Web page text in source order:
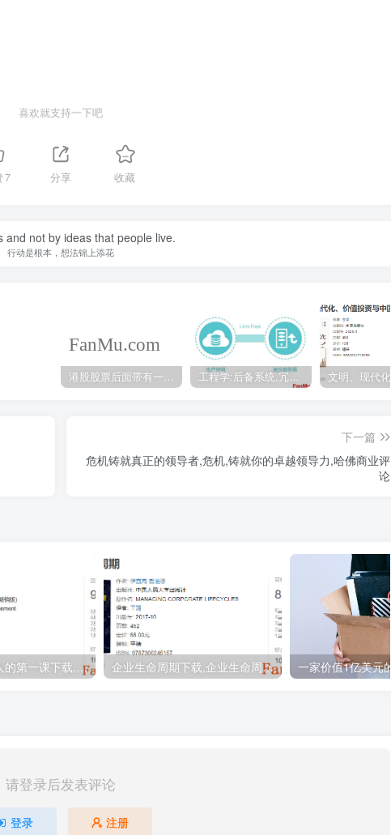
喜欢就支持一下吧
7 分享 收藏
and not by ideas that people live.
行动是根本，想法锦上添花
港股股票后面带有一个B是什么意思？股票名字带-W,-R,-S呢 工程学:后备系统,冗余备份系统,冗余设计系统-芒格多学科思维模型
下一篇
危机铸就真正的领导者,危机,铸就你的卓越领导力,哈佛商业评
论
格鲁夫给经理人的第一课下载,格鲁夫给经理人的第一课PDF下载,格鲁夫管理书籍推荐 企业生命周期下载,企业生命周期PDF下载
请登录后发表评论
登录 注册